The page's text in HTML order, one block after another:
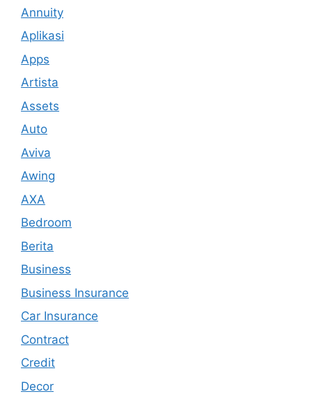
Annuity
Aplikasi
Apps
Artista
Assets
Auto
Aviva
Awing
AXA
Bedroom
Berita
Business
Business Insurance
Car Insurance
Contract
Credit
Decor